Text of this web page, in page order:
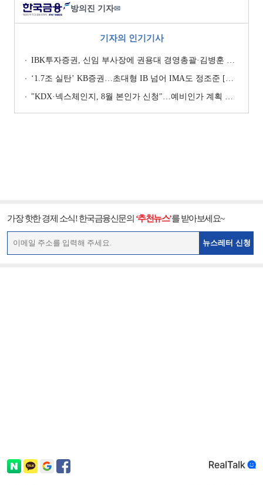
방의진 기자✉
기자의 인기기사
IBK투자증권, 신임 부사장에 권용대 경영총괄·김병훈 생산적금융 총괄 선임
‘1.7조 실탄’ KB증권…초대형 IB 넘어 IMA도 정조준 [전업계 추격하는 은행계 증권사 (2)]
"KDX·넥스체인지, 8월 본인가 신청"…예비인가 계획 이행 '박차' [KDX vs NXT컨소 본인가 레이스 (상)]
가장 핫한 경제 소식! 한국금융신문의 ‘추천뉴스’를 받아보세요~
뉴스레터 신청